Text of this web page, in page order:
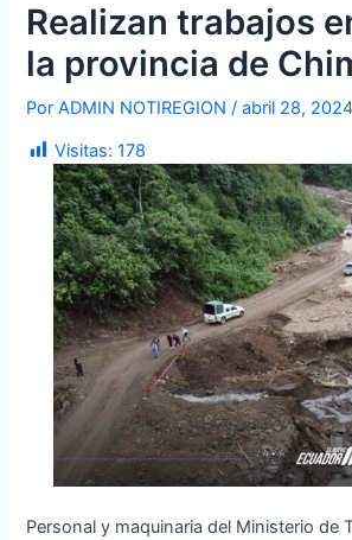
o
o
k
g
r
a
m
e
r
Realizan trabajos
la provincia de
PorADMIN NOTIREGION/abril 28, 2024
Visitas: 178
Personal y maquinaria del Ministerio de